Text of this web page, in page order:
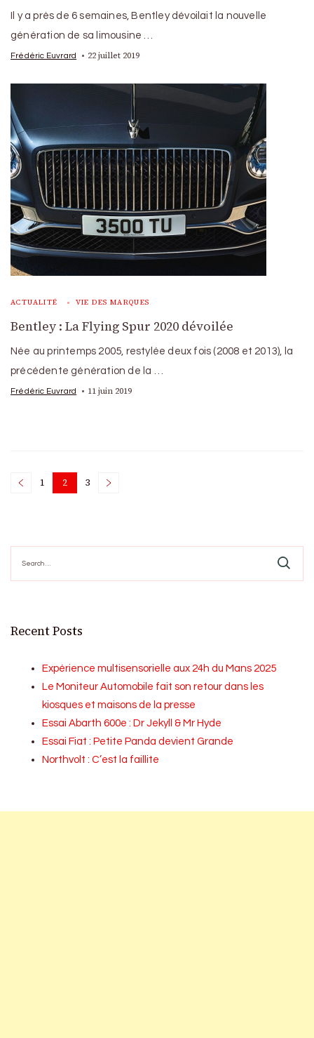
Il y a près de 6 semaines, Bentley dévoilait la nouvelle
génération de sa limousine …
Frédéric Euvrard 22 juillet 2019
ACTUALITÉ VIE DES MARQUES
Bentley : La Flying Spur 2020 dévoilée
Née au printemps 2005, restylée deux fois (2008 et 2013), la
précédente génération de la …
Frédéric Euvrard 11 juin 2019
Posts
Page
1 Page
2 Page
3
for:
Recent Posts
Expérience multisensorielle aux 24h du Mans 2025
Le Moniteur Automobile fait son retour dans les
kiosques et maisons de la presse
Essai Abarth 600e : Dr Jekyll & Mr Hyde
Essai Fiat : Petite Panda devient Grande
Northvolt : C’est la faillite